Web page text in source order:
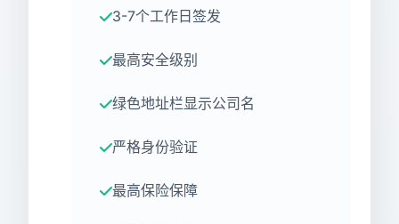
3-7个工作日签发
最高安全级别
绿色地址栏显示公司名
严格身份验证
最高保险保障